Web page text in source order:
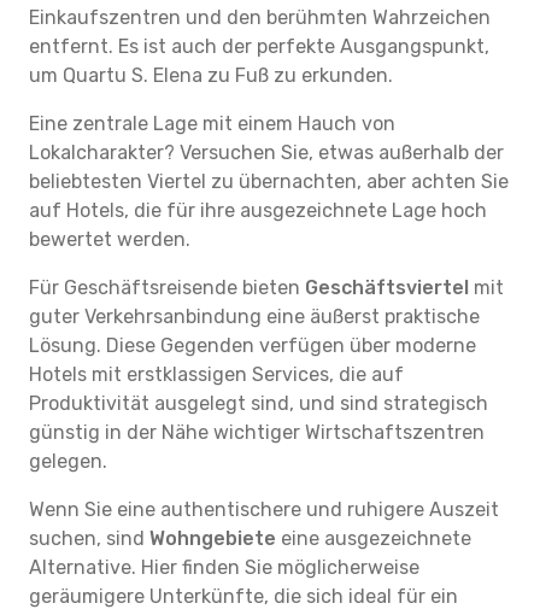
Einkaufszentren und den berühmten Wahrzeichen
entfernt. Es ist auch der perfekte Ausgangspunkt,
um Quartu S. Elena zu Fuß zu erkunden.
Eine zentrale Lage mit einem Hauch von
Lokalcharakter? Versuchen Sie, etwas außerhalb der
beliebtesten Viertel zu übernachten, aber achten Sie
auf Hotels, die für ihre ausgezeichnete Lage hoch
bewertet werden.
Für Geschäftsreisende bieten Geschäftsviertel mit
guter Verkehrsanbindung eine äußerst praktische
Lösung. Diese Gegenden verfügen über moderne
Hotels mit erstklassigen Services, die auf
Produktivität ausgelegt sind, und sind strategisch
günstig in der Nähe wichtiger Wirtschaftszentren
gelegen.
Wenn Sie eine authentischere und ruhigere Auszeit
suchen, sind Wohngebiete eine ausgezeichnete
Alternative. Hier finden Sie möglicherweise
geräumigere Unterkünfte, die sich ideal für ein